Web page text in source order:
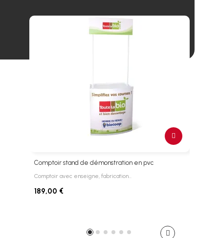
Comptoir stand de démonstration en pvc
Comptoir avec enseigne, fabrication…
189,00 €